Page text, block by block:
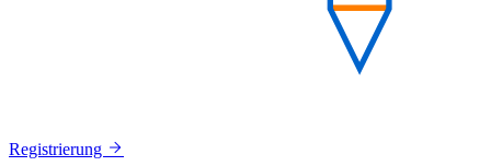
Registrierung